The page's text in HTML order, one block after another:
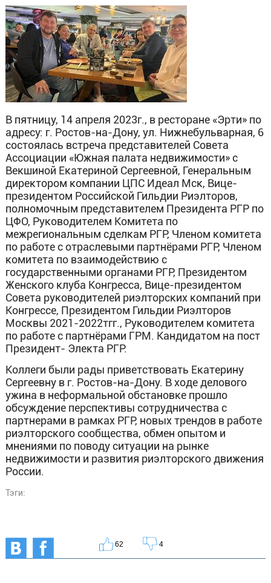
В пятницу, 14 апреля 2023г., в ресторане «Эрти» по
адресу: г. Ростов-на-Дону, ул. Нижнебульварная, 6
состоялась встреча представителей Совета
Ассоциации «Южная палата недвижимости» с
Векшиной Екатериной Сергеевной, Генеральным
директором компании ЦПС Идеал Мск, Вице-
президентом Российской Гильдии Риэлторов,
полномочным представителем Президента РГР по
ЦФО, Руководителем Комитета по
межрегиональным сделкам РГР, Членом комитета
по работе с отраслевыми партнёрами РГР, Членом
комитета по взаимодействию с
государственными органами РГР, Президентом
Женского клуба Конгресса, Вице-президентом
Совета руководителей риэлторских компаний при
Конгрессе, Президентом Гильдии Риэлторов
Москвы 2021-2022тгг., Руководителем комитета
по работе с партнёрами ГРМ. Кандидатом на пост
Президент- Электа РГР.
Коллеги были рады приветствовать Екатерину
Сергеевну в г. Ростов-на-Дону. В ходе делового
ужина в неформальной обстановке прошло
обсуждение перспективы сотрудничества с
партнерами в рамках РГР, новых трендов в работе
риэлторского сообщества, обмен опытом и
мнениями по поводу ситуации на рынке
недвижимости и развития риэлторского движения
России.
Тэги:
62 4